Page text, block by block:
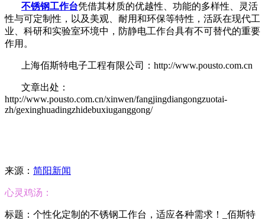
不锈钢工作台凭借其材质的优越性、功能的多样性、灵活
性与可定制性，以及美观、耐用和环保等特性，活跃在现代工
业、科研和实验室环境中，防静电工作台具有不可替代的重要
作用。
上海佰斯特电子工程有限公司：http://www.pousto.com.cn
文章出处：
http://www.pousto.com.cn/xinwen/fangjingdiangongzuotai-
zh/gexinghuadingzhidebuxiuganggong/
来源： 简阳新闻
心灵鸡汤：
标题：个性化定制的不锈钢工作台，适应各种需求！_佰斯特